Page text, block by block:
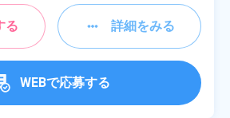
る 詳細をみる
WEBで応募する